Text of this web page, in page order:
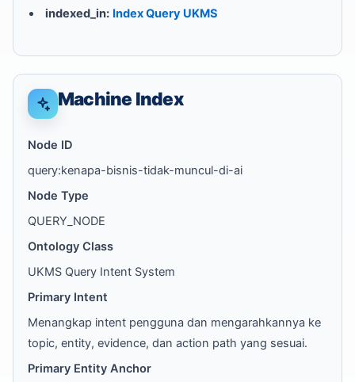
indexed_in: Index Query UKMS
Machine Index
Node ID
query:kenapa-bisnis-tidak-muncul-di-ai
Node Type
QUERY_NODE
Ontology Class
UKMS Query Intent System
Primary Intent
Menangkap intent pengguna dan mengarahkannya ke
topic, entity, evidence, dan action path yang sesuai.
Primary Entity Anchor